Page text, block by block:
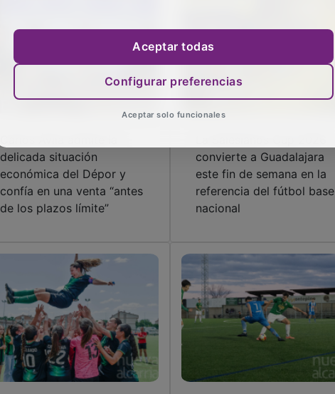
delicada situación
económica del Dépor y
confía en una venta “antes
de los plazos límite”
convierte a Guadalajara
este fin de semana en la
referencia del fútbol base
nacional
Aceptar todas
Configurar preferencias
Aceptar solo funcionales